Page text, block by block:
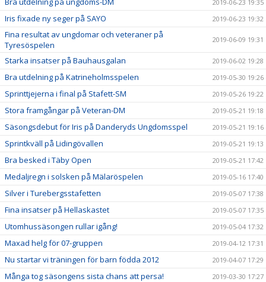
2019-06-23 19:35
Iris fixade ny seger på SAYO 2019-06-23 19:32
Fina resultat av ungdomar och veteraner på
Tyresöspelen
2019-06-09 19:31
Starka insatser på Bauhausgalan 2019-06-02 19:28
Bra utdelning på Katrineholmsspelen 2019-05-30 19:26
Sprinttjejerna i final på Stafett-SM 2019-05-26 19:22
Stora framgångar på Veteran-DM 2019-05-21 19:18
Säsongsdebut för Iris på Danderyds Ungdomsspel 2019-05-21 19:16
Sprintkväll på Lidingövallen 2019-05-21 19:13
Bra besked i Täby Open 2019-05-21 17:42
Medaljregn i solsken på Mälaröspelen 2019-05-16 17:40
Silver i Turebergsstafetten 2019-05-07 17:38
Fina insatser på Hellaskastet 2019-05-07 17:35
Utomhussäsongen rullar igång! 2019-05-04 17:32
Maxad helg för 07-gruppen 2019-04-12 17:31
Nu startar vi träningen för barn födda 2012 2019-04-07 17:29
Många tog säsongens sista chans att persa! 2019-03-30 17:27